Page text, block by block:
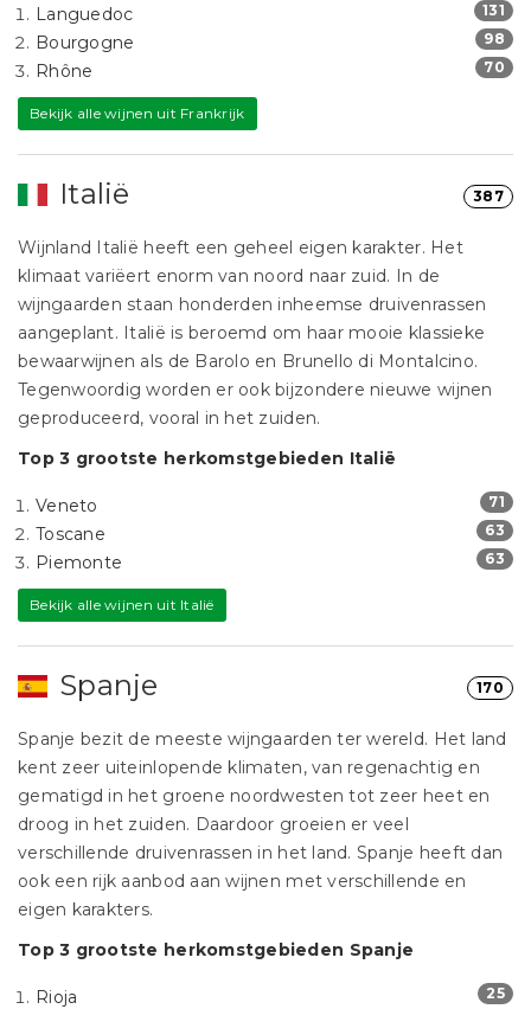
Languedoc 131
Bourgogne 98
Rhône 70
Bekijk alle wijnen uit Frankrijk
387
Italië
Wijnland Italië heeft een geheel eigen karakter. Het
klimaat variëert enorm van noord naar zuid. In de
wijngaarden staan honderden inheemse druivenrassen
aangeplant. Italië is beroemd om haar mooie klassieke
bewaarwijnen als de Barolo en Brunello di Montalcino.
Tegenwoordig worden er ook bijzondere nieuwe wijnen
geproduceerd, vooral in het zuiden.
Top 3 grootste herkomstgebieden Italië
Veneto 71
Toscane 63
Piemonte 63
Bekijk alle wijnen uit Italië
170
Spanje
Spanje bezit de meeste wijngaarden ter wereld. Het land
kent zeer uiteinlopende klimaten, van regenachtig en
gematigd in het groene noordwesten tot zeer heet en
droog in het zuiden. Daardoor groeien er veel
verschillende druivenrassen in het land. Spanje heeft dan
ook een rijk aanbod aan wijnen met verschillende en
eigen karakters.
Top 3 grootste herkomstgebieden Spanje
Rioja 25